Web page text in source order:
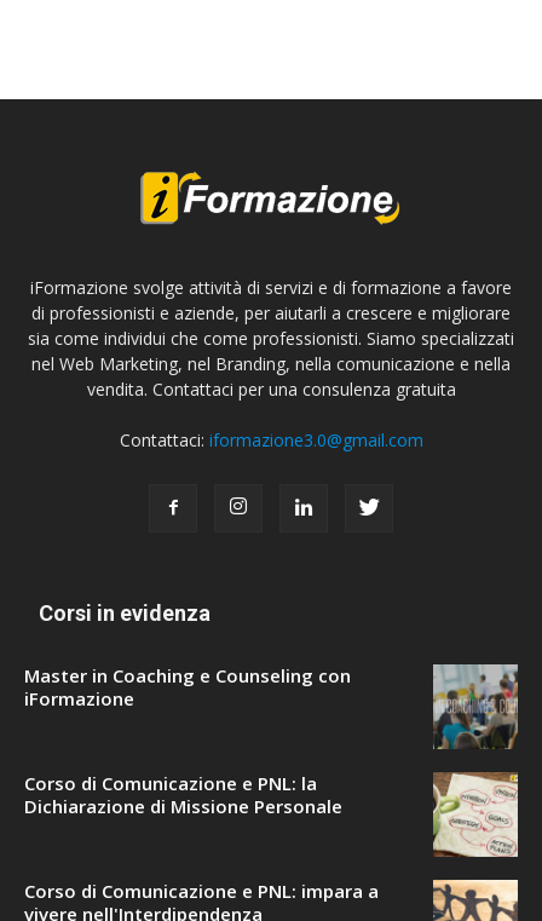
iFormazione svolge attività di servizi e di formazione a favore
di professionisti e aziende, per aiutarli a crescere e migliorare
sia come individui che come professionisti. Siamo specializzati
nel Web Marketing, nel Branding, nella comunicazione e nella
vendita. Contattaci per una consulenza gratuita
Contattaci: iformazione3.0@gmail.com
Corsi in evidenza
Master in Coaching e Counseling con
iFormazione
Corso di Comunicazione e PNL: la
Dichiarazione di Missione Personale
Corso di Comunicazione e PNL: impara a
vivere nell'Interdipendenza